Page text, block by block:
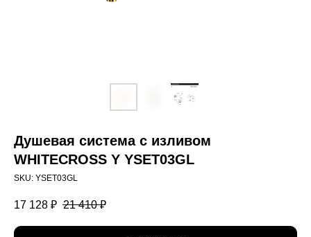
Душевая система с изливом
WHITECROSS Y YSET03GL
SKU: YSET03GL
17 128 ₽ 21 410 ₽